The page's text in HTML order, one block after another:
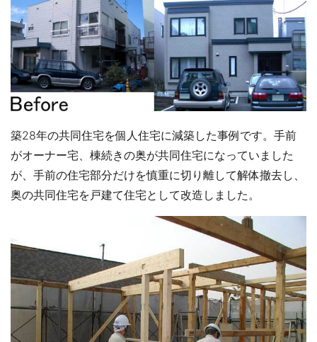
築28年の共同住宅を個人住宅に減築した事例です。手前
がオーナー宅、棟続きの奥が共同住宅になっていました
が、手前の住宅部分だけを慎重に切り離して解体撤去し、
奥の共同住宅を戸建て住宅として改造しました。